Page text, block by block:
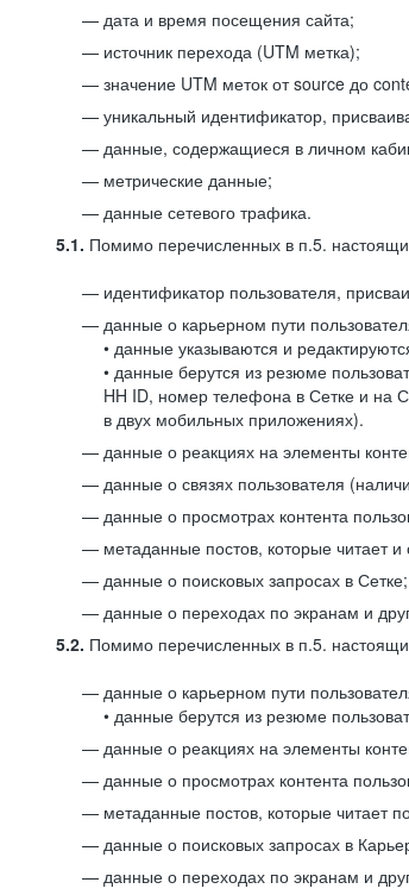
дата и время посещения сайта;
источник перехода (UTM метка);
значение UTM меток от source до
уникальный идентификатор,
данные, содержащиеся в личном
метрические данные;
данные сетевого трафика.
5.1. Помимо перечисленных в п.5.
идентификатор пользователя,
данные о карьерном пути
• данные указываются и
• данные берутся из резюме
HH ID, номер телефона в Сетке и на
в двух мобильных приложениях).
данные о реакциях на элементы
данные о связях пользователя
данные о просмотрах контента
метаданные постов, которые читает
данные о поисковых запросах в Сетке;
данные о переходах по экранам и
5.2. Помимо перечисленных в п.5.
данные о карьерном пути
• данные берутся из резюме
данные о реакциях на элементы
данные о просмотрах контента
метаданные постов, которые читает
данные о поисковых запросах в
данные о переходах по экранам и